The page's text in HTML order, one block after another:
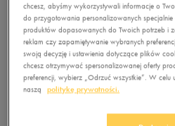
UNDER ARMOUR
chcesz, abyśmy wykorzystywali informacje o
do przygotowania personalizowanych
produktów dopasowanych do Twoich potrzeb i
reklam czy zapamiętywanie wybranych
swoją decyzję i ustawienia dotyczące plików
chcesz otrzymywać spersonalizowanej oferty
preferencji, wybierz „Odrzuć wszystkie”. W
naszą
politykę prywatności.